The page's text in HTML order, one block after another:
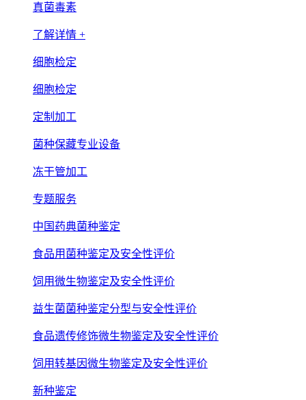
真菌毒素
了解详情 +
细胞检定
细胞检定
定制加工
菌种保藏专业设备
冻干管加工
专题服务
中国药典菌种鉴定
食品用菌种鉴定及安全性评价
饲用微生物鉴定及安全性评价
益生菌菌种鉴定分型与安全性评价
食品遗传修饰微生物鉴定及安全性评价
饲用转基因微生物鉴定及安全性评价
新种鉴定